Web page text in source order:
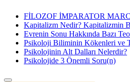
FİLOZOF İMPARATOR
Kapitalizm Nedir? Kapitalizmin
Evrenin Sonu Hakkında Bazı
Psikoloji Biliminin Kökenleri ve
Psikolojinin Alt Dalları Nelerdir?
Psikolojide 3 Önemli Soru(n)